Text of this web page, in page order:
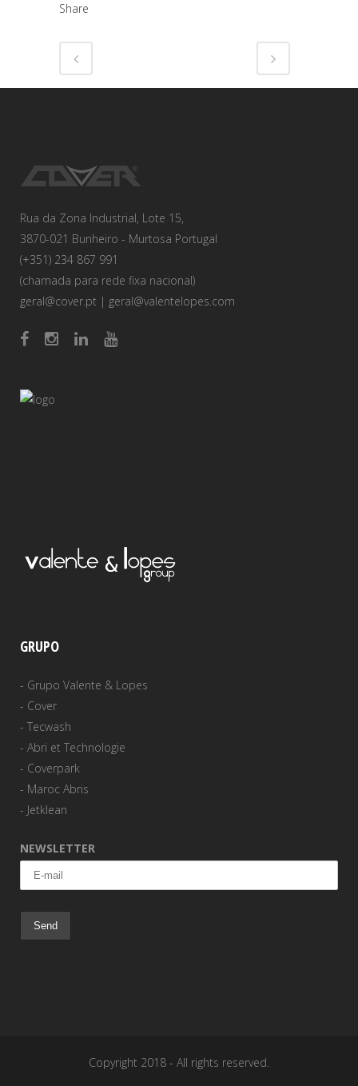
Share
Rua da Zona Industrial, Lote 15,
3870-021 Bunheiro - Murtosa Portugal
(+351) 234 867 991
(chamada para rede fixa nacional)
geral@cover.pt | geral@valentelopes.com
GRUPO
- Grupo Valente & Lopes
- Cover
- Tecwash
- Abri et Technologie
- Coverpark
- Maroc Abris
- Jetklean
NEWSLETTER
Copyright 2018 - All rights reserved.